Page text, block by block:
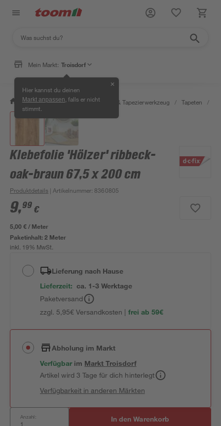
Mein Markt: Troisdorf
Hier kannst du deinen
Markt anpassen , falls er nicht
stimmt.
✕
/ Wohnen & Haushalt / Tapeten & Tapezierwerkzeug / Tapeten /
Klebefolie 'Hölzer' ribbeck-
oak-braun 67,5 x 200 cm
Produktdetails | Artikelnummer: 8360805
9,99 €
5,00 € / Meter
Paketinhalt:2 Meter
inkl. 19% MwSt.
Lieferung nach Hause
Lieferzeit: ca. 1-3 Werktage
Paketversand
zzgl. 5,95€ Versandkosten | frei ab 59€
Abholung im Markt
Verfügbar im MarktTroisdorf
Artikel wird 3 Tage für dich hinterlegt
Verfügbarkeit in anderen Märkten
Anzahl: In den Warenkorb